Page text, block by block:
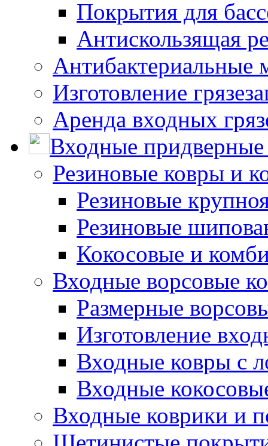
Покрытия для
Антискользящая
Антибактериальные
Изготовление
Аренда входных
Входные
Резиновые ковры и
Резиновые
Резиновые
Кокосовые и
Входные ворсовые
Размерные
Изготовление
Входные ковры с
Входные
Входные коврики и